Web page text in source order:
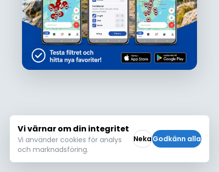
Försök igen
Vi värnar om din integritet
Vi använder cookies för analys
och marknadsföring.
NekaGodkänn alla